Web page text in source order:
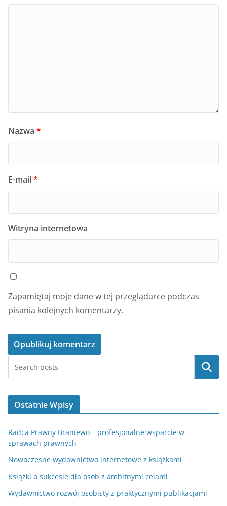
Nazwa *
E-mail*
Witryna internetowa
Zapamiętaj moje dane w tej przeglądarce podczas
pisania kolejnych komentarzy.
Szukaj
Ostatnie Wpisy
Radca Prawny Braniewo – profesjonalne wsparcie w
sprawach prawnych
Nowoczesne wydawnictwo internetowe z książkami
Książki o sukcesie dla osób z ambitnymi celami
Wydawnictwo rozwój osobisty z praktycznymi publikacjami